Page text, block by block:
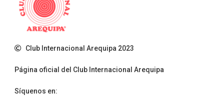
Club Internacional Arequipa 2023
Página oficial del Club Internacional Arequipa
Síquenos en: